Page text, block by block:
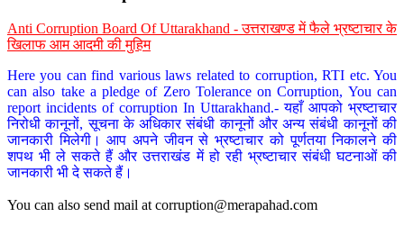
Anti Corruption Board Of Uttarakhand - उत्तराखण्ड में फैले भ्रष्टाचार के
खिलाफ आम आदमी की मुहिम
Here you can find various laws related to corruption, RTI etc. You
can also take a pledge of Zero Tolerance on Corruption, You can
report incidents of corruption In Uttarakhand.- यहाँ आपको भ्रष्टाचार
निरोधी कानूनों, सूचना के अधिकार संबंधी कानूनों और अन्य संबंधी कानूनों की
जानकारी मिलेगी। आप अपने जीवन से भ्रष्टाचार को पूर्णतया निकालने की
शपथ भी ले सकते हैं और उत्तराखंड में हो रही भ्रष्टाचार संबंधी घटनाओं की
जानकारी भी दे सकते हैं।
You can also send mail at corruption@merapahad.com